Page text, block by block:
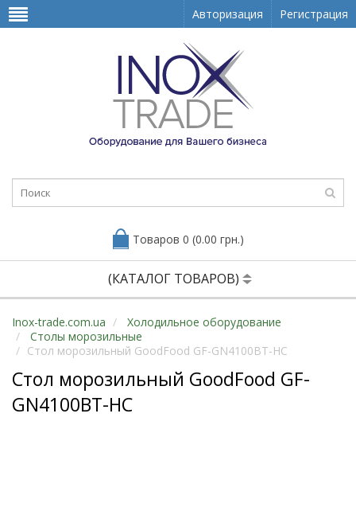
Авторизация Регистрация
Товаров 0 (0.00 грн.)
(КАТАЛОГ ТОВАРОВ)
Inox-trade.com.ua
Холодильное оборудование
Столы морозильные
Стол морозильный GoodFood GF-GN4100BT-HC
Стол морозильный GoodFood GF-
GN4100BT-HC